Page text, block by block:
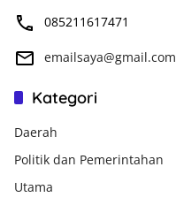
085211617471
emailsaya@gmail.com
Kategori
Daerah
Politik dan Pemerintahan
Utama